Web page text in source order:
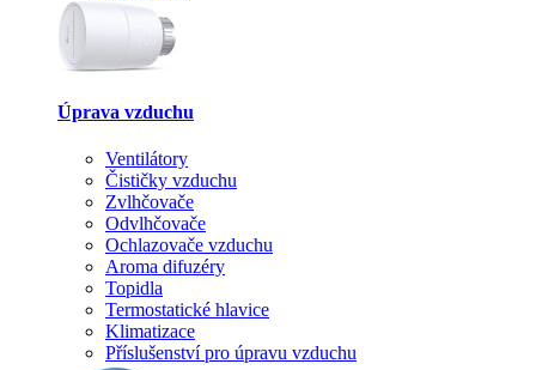
Úprava vzduchu
Ventilátory
Čističky vzduchu
Zvlhčovače
Odvlhčovače
Ochlazovače vzduchu
Aroma difuzéry
Topidla
Termostatické hlavice
Klimatizace
Příslušenství pro úpravu vzduchu